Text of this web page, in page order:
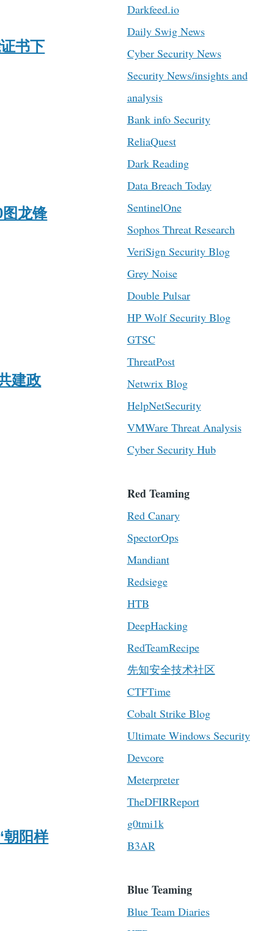
书下
龙锋
建政
朝阳样
Darkfeed.io
Daily Swig News
Cyber Security News
Security News/insights and
analysis
Bank info Security
ReliaQuest
Dark Reading
Data Breach Today
SentinelOne
Sophos Threat Research
VeriSign Security Blog
Grey Noise
Double Pulsar
HP Wolf Security Blog
GTSC
ThreatPost
Netwrix Blog
HelpNetSecurity
VMWare Threat Analysis
Cyber Security Hub
Red Teaming
Red Canary
SpectorOps
Mandiant
Redsiege
HTB
DeepHacking
RedTeamRecipe
先知安全技术社区
CTFTime
Cobalt Strike Blog
Ultimate Windows Security
Devcore
Meterpreter
TheDFIRReport
g0tmi1k
B3AR
Blue Teaming
Blue Team Diaries